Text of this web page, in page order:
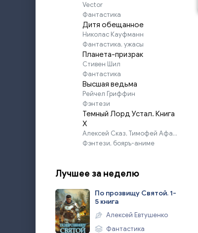
Vector
Фантастика
Дитя обещанное
Николас Кауфманн
Фантастика, ужасы
Планета-призрак
Стивен Шил
Фантастика
Высшая ведьма
Рейчел Гриффин
Фэнтези
Темный Лорд Устал. Книга
X
Алексей Сказ, Тимофей Афаэль
Фэнтези, бояръ-аниме
Лучшее за неделю
По прозвищу Святой. 1-
5 книга
Алексей Евтушенко
Фантастика